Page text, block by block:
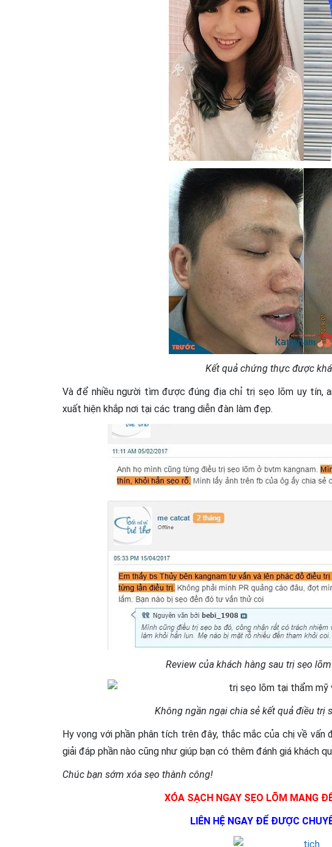
Kết quả chứng thực được
Và để nhiều người tìm được đúng địa chỉ trị sẹo lõm uy tín,
xuất hiện khắp nơi tại các trang diễn đàn làm đẹp.
Review của khách hàng sau trị sẹo
Không ngần ngại chia sẻ kết quả điều trị
Hy vọng với phần phân tích trên đây, thắc mắc của chị về vấn
giải đáp phần nào cũng như giúp bạn có thêm đánh giá khách
Chúc bạn sớm xóa sẹo thành công!
XÓA SẠCH NGAY SẸO LÕM MANG
LIÊN HỆ NGAY ĐỂ ĐƯỢC